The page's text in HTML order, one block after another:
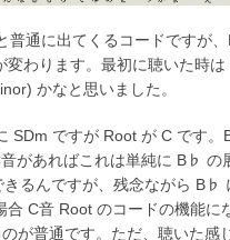
普通に出てくるコードですが
変わります。最初に聴いた時は
かなと思いました。
SDm ですが Root が C です
があればこれは単純に B♭ の
きるんですが、残念ながら B♭
合 C音 Root のコードの機能に
が普通です。ただ、聴いた感